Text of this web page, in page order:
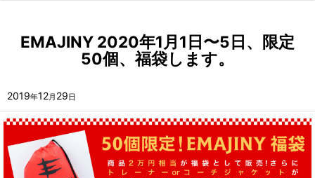
EMAJINY 2020年1月1日〜5日、限定
50個、福袋します。‬
2019年12月 29 日